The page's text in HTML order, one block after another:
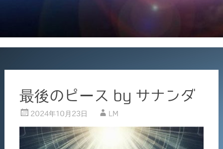
最後のピース by サナンダ
2024年10月23日 LM